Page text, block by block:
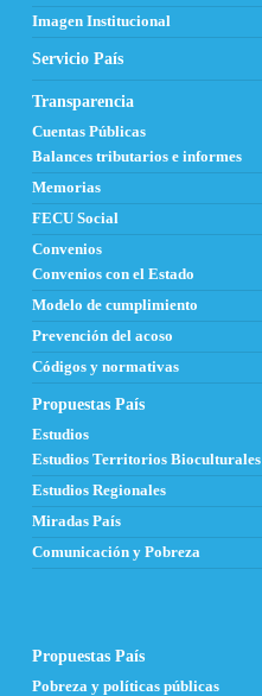
Imagen Institucional
Servicio País
Transparencia
Cuentas Públicas
Balances tributarios e informes
Memorias
FECU Social
Convenios
Convenios con el Estado
Modelo de cumplimiento
Prevención del acoso
Códigos y normativas
Propuestas País
Estudios
Estudios Territorios Bioculturales
Estudios Regionales
Miradas País
Comunicación y Pobreza
Propuestas País
Pobreza y políticas públicas